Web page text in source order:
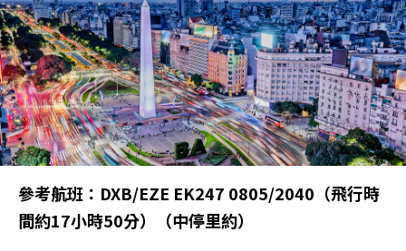
參考航班：DXB/EZE EK247 0805/2040（飛行時
間約17小時50分）（中停里約）